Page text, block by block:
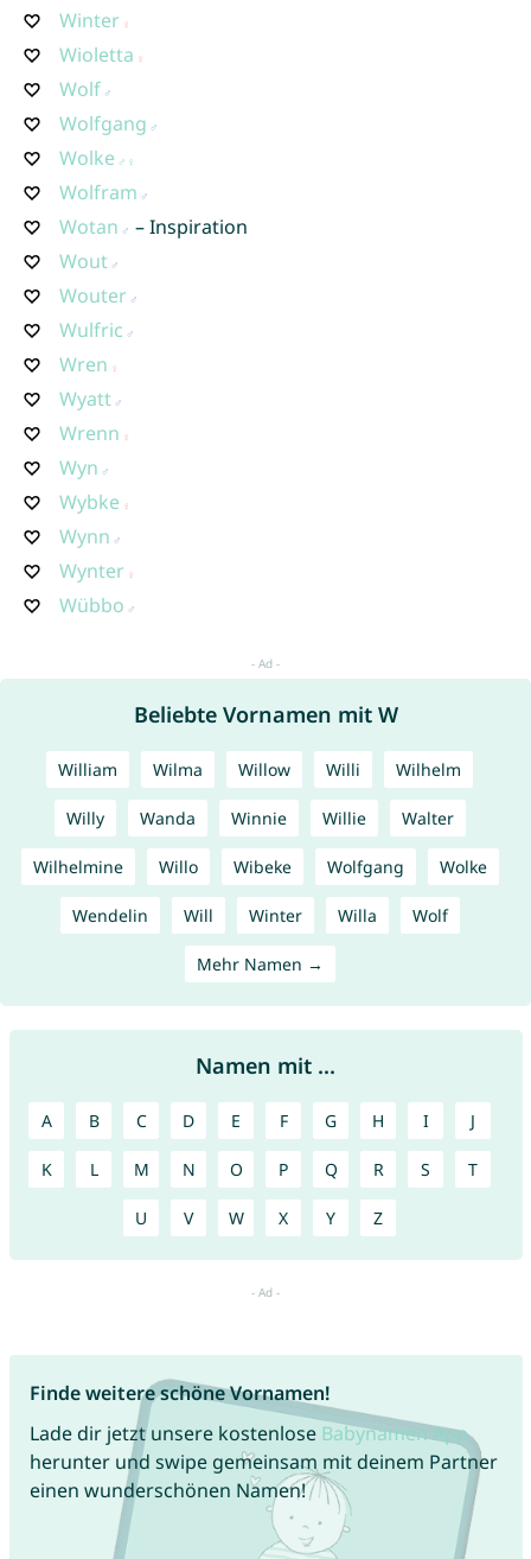
Winter
Wioletta
Wolf
Wolfgang
Wolke
Wolfram
Wotan
– Inspiration
Wout
Wouter
Wulfric
Wren
Wyatt
Wrenn
Wyn
Wybke
Wynn
Wynter
Wübbo
Beliebte Vornamen mit W
William Wilma Willow Willi Wilhelm
Willy Wanda Winnie Willie Walter
Wilhelmine Willo Wibeke Wolfgang Wolke
Wendelin Will Winter Willa Wolf
Mehr Namen →
Namen mit ...
A B C D E F G H I J
K L M N O P Q R S T
U V W X Y Z
Finde weitere schöne Vornamen!
Lade dir jetzt unsere kostenlose Babynamen App
herunter und swipe gemeinsam mit deinem Partner
einen wunderschönen Namen!